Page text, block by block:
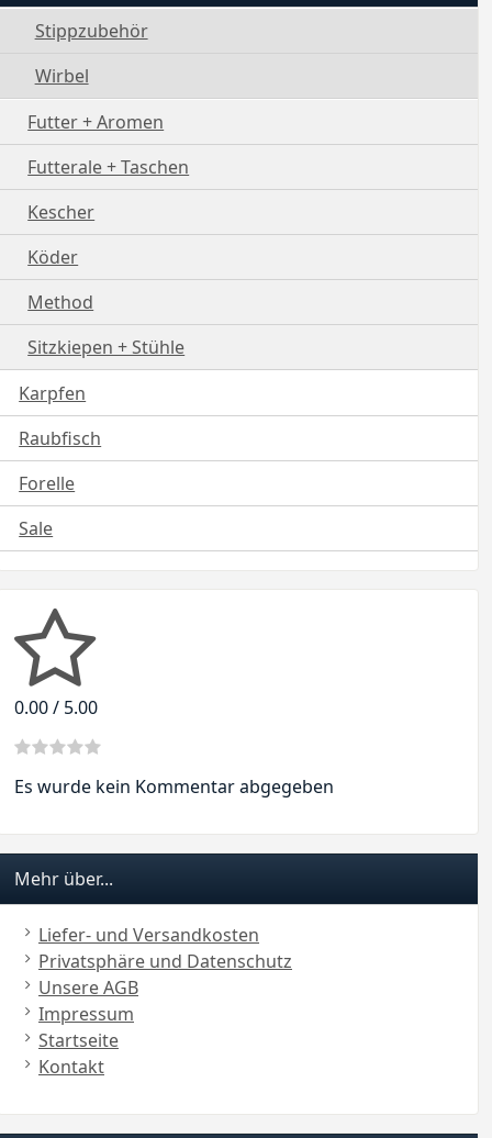
Stippzubehör
Wirbel
Futter + Aromen
Futterale + Taschen
Kescher
Köder
Method
Sitzkiepen + Stühle
Karpfen
Raubfisch
Forelle
Sale
0.00 / 5.00
Es wurde kein Kommentar abgegeben
Mehr über...
Liefer- und Versandkosten
Privatsphäre und Datenschutz
Unsere AGB
Impressum
Startseite
Kontakt